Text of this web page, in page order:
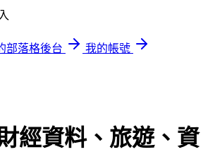
部落格後台
我的帳號
經資料、旅遊、資